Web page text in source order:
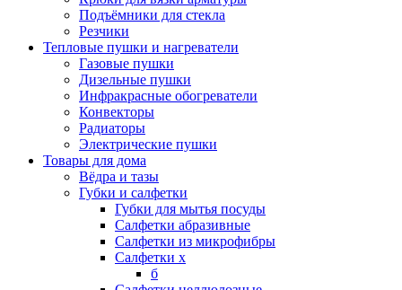
Подъёмники для стекла
Резчики
Тепловые пушки и нагреватели
Газовые пушки
Дизельные пушки
Инфракрасные обогреватели
Конвекторы
Радиаторы
Электрические пушки
Товары для дома
Вёдра и тазы
Губки и салфетки
Губки для мытья посуды
Салфетки абразивные
Салфетки из микрофибры
Салфетки х
б